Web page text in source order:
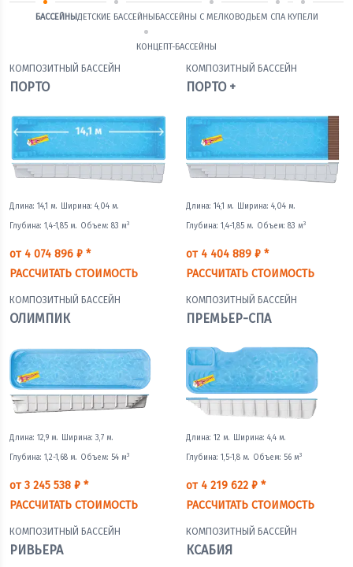
БАССЕЙНЫДЕТСКИЕ БАССЕЙНЫБАССЕЙНЫ С МЕЛКОВОДЬЕМ СПА КУПЕЛИ
КОНЦЕПТ-БАССЕЙНЫ
КОМПОЗИТНЫЙ БАССЕЙН
ПОРТО
Длина: 14,1 м. Ширина: 4,04 м.
Глубина: 1,4-1,85 м. Объем: 83 м3
от 4 074 896 ₽ *
РАССЧИТАТЬ СТОИМОСТЬ
КОМПОЗИТНЫЙ БАССЕЙН
ПОРТО +
Длина: 14,1 м. Ширина: 4,04 м.
Глубина: 1,4-1,85 м. Объем: 83 м3
от 4 404 889 ₽ *
РАССЧИТАТЬ СТОИМОСТЬ
КОМПОЗИТНЫЙ БАССЕЙН
ОЛИМПИК
Длина: 12,9 м. Ширина: 3,7 м.
Глубина: 1,2-1,68 м. Объем: 54 м3
от 3 245 538 ₽ *
РАССЧИТАТЬ СТОИМОСТЬ
КОМПОЗИТНЫЙ БАССЕЙН
ПРЕМЬЕР-СПА
Длина: 12 м. Ширина: 4,4 м.
Глубина: 1,5-1,8 м. Объем: 56 м3
от 4 219 622 ₽ *
РАССЧИТАТЬ СТОИМОСТЬ
КОМПОЗИТНЫЙ БАССЕЙН
РИВЬЕРА
КОМПОЗИТНЫЙ БАССЕЙН
КСАБИЯ